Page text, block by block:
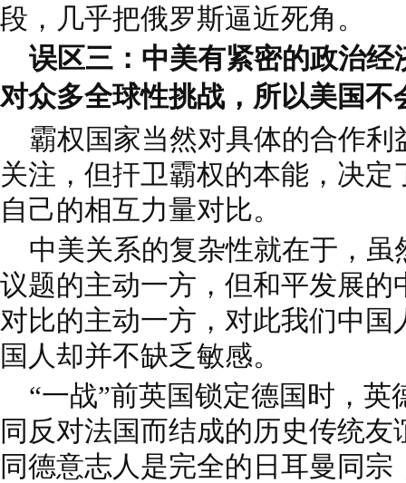
段，几乎把俄罗斯逼近死角。
误区三：中美有紧密的政治经
对众多全球性挑战，所以美国不
霸权国家当然对具体的合作利
关注，但扞卫霸权的本能，决
自己的相互力量对比。
中美关系的复杂性就在于，虽
议题的主动一方，但和平发展的
对比的主动一方，对此我们中国
国人却并不缺乏敏感。
“一战”前英国锁定德国时，英
同反对法国而结成的历史传统
同德意志人是完全的日耳曼同